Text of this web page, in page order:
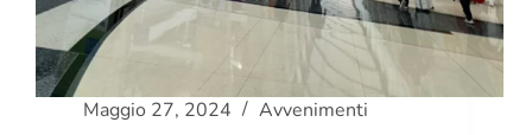
Maggio 27, 2024 Avvenimenti